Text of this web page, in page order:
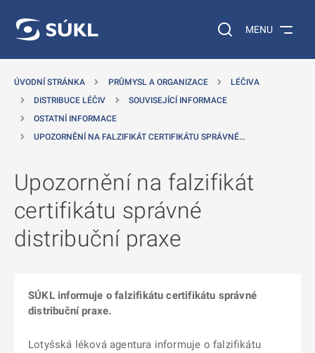
Vyhledávání na
MENU
ÚVODNÍ STRÁNKA PRŮMYSL A ORGANIZACE
LÉČIVA
DISTRIBUCE LÉČIV
SOUVISEJÍCÍ INFORMACE
OSTATNÍ INFORMACE
UPOZORNĚNÍ NA FALZIFIKÁT CERTIFIKÁTU SPRÁVNÉ…
Upozornění na falzifikát
certifikátu správné
distribuční praxe
SÚKL informuje o falzifikátu certifikátu správné
distribuční praxe.
Lotyšská léková agentura informuje o falzifikátu